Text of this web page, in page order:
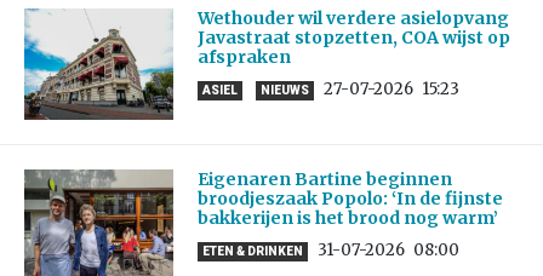
Wethouder wil verdere asielopvang
Javastraat stopzetten, COA wijst op
afspraken
ASIEL NIEUWS 27-07-2026 15:23
Eigenaren Bartine beginnen
broodjeszaak Popolo: ‘In de fijnste
bakkerijen is het brood nog warm’
ETEN & DRINKEN 31-07-2026 08:00